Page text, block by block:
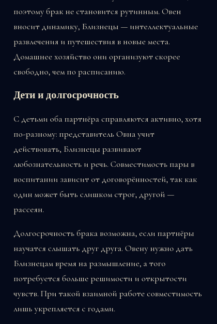
поэтому брак не становится рутинным. Овен
вносит динамику, Близнецы — интеллектуальные
развлечения и путешествия в новые места.
Домашнее хозяйство они организуют скорее
свободно, чем по расписанию.
Дети и долгосрочность
С детьми оба партнёра справляются активно, хотя
по-разному: представитель Овна учит
действовать, Близнецы развивают
любознательность и речь. Совместимость пары в
воспитании зависит от договорённостей, так как
один может быть слишком строг, другой —
рассеян.
Долгосрочность брака возможна, если партнёры
научатся слышать друг друга. Овену нужно дать
Близнецам время на размышление, а того
потребуется больше решимости и открытости
чувств. При такой взаимной работе совместимость
лишь укрепляется с годами.